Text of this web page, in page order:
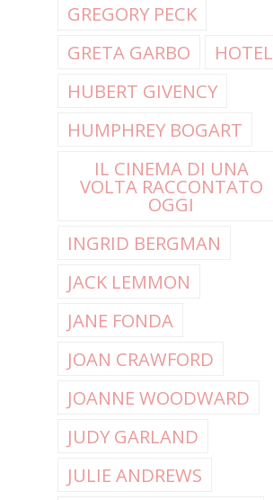
GREGORY PECK
GRETA GARBO
HOTEL
HUBERT GIVENCY
HUMPHREY BOGART
IL CINEMA DI UNA
VOLTA RACCONTATO
OGGI
INGRID BERGMAN
JACK LEMMON
JANE FONDA
JOAN CRAWFORD
JOANNE WOODWARD
JUDY GARLAND
JULIE ANDREWS